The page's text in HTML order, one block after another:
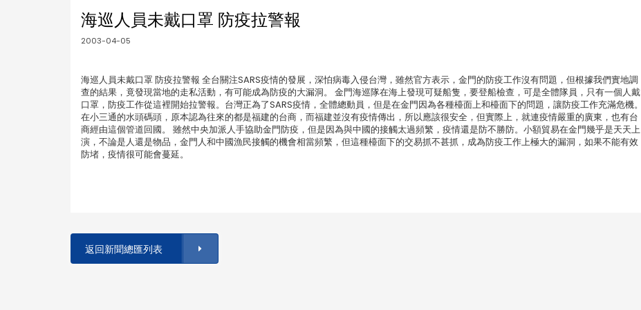
海巡人員未戴口罩 防疫拉警報
2003-04-05
海巡人員未戴口罩 防疫拉警報 全台關注SARS疫情的發展，深怕病毒入侵台灣，雖然官方表示，金門的防疫工作沒有問題，但根據我們實地調
查的結果，竟發現當地的走私活動，有可能成為防疫的大漏洞。 金門海巡隊在海上發現可疑船隻，要登船檢查，可是全體隊員，只有一個人戴
口罩，防疫工作從這裡開始拉警報。台灣正為了SARS疫情，全體總動員，但是在金門因為各種檯面上和檯面下的問題，讓防疫工作充滿危機。
在小三通的水頭碼頭，原本認為往來的都是福建的台商，而福建並沒有疫情傳出，所以應該很安全，但實際上，就連疫情嚴重的廣東，也有台
商經由這個管道回國。 雖然中央加派人手協助金門防疫，但是因為與中國的接觸太過頻繁，疫情還是防不勝防。小額貿易在金門幾乎是天天上
演，不論是人還是物品，金門人和中國漁民接觸的機會相當頻繁，但這種檯面下的交易抓不甚抓，成為防疫工作上極大的漏洞，如果不能有效
防堵，疫情很可能會蔓延。
返回新聞總匯列表